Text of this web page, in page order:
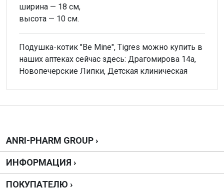
ширина — 18 см,
высота — 10 см.
Подушка-котик "Be Mine", Tigres можно купить в
наших аптеках сейчас здесь: Драгомирова 14а,
Новопечерские Липки, Детская клиническая
Написать отзыв
Оценка
ANRI-PHARM GROUP ›
ИНФОРМАЦИЯ ›
ПОКУПАТЕЛЮ ›